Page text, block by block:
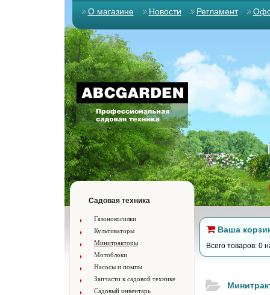
О магазине Новости Регламент
Садовая техника
Газонокосилки
Культиваторы
Минитракторы
Мотоблоки
Насосы и помпы
Запчасти к садовой технике
Садовый инвентарь
Ваша
Всего товаров: 0